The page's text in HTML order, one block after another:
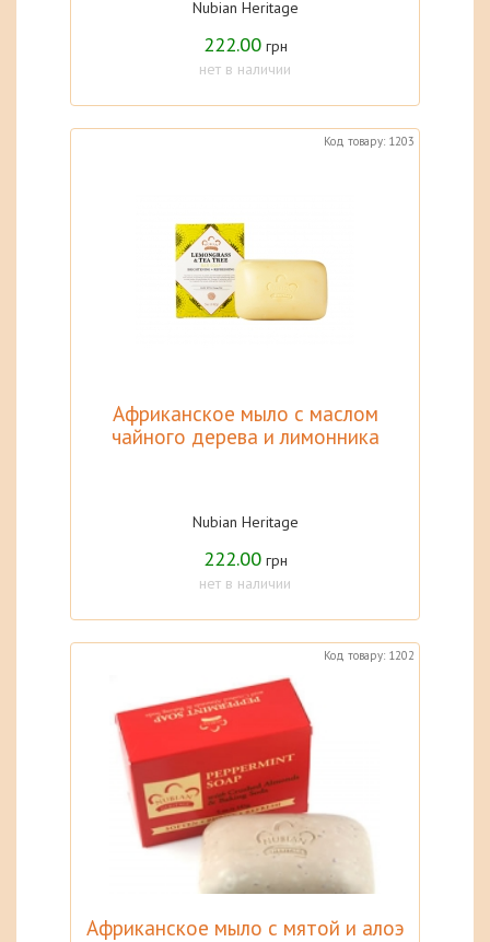
Nubian Heritage
222.00 грн
нет в наличии
Код товару: 1203
Африканское мыло с маслом
чайного дерева и лимонника
Nubian Heritage
222.00 грн
нет в наличии
Код товару: 1202
Африканское мыло с мятой и алоэ